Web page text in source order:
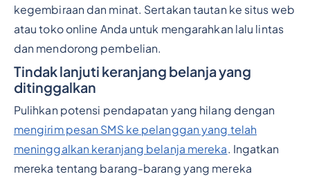
kegembiraan dan minat. Sertakan tautan ke situs web
atau toko online Anda untuk mengarahkan lalu lintas
dan mendorong pembelian.
Tindak lanjuti keranjang belanja yang
ditinggalkan
Pulihkan potensi pendapatan yang hilang dengan
mengirim pesan SMS ke pelanggan yang telah
meninggalkan keranjang belanja mereka. Ingatkan
mereka tentang barang-barang yang mereka